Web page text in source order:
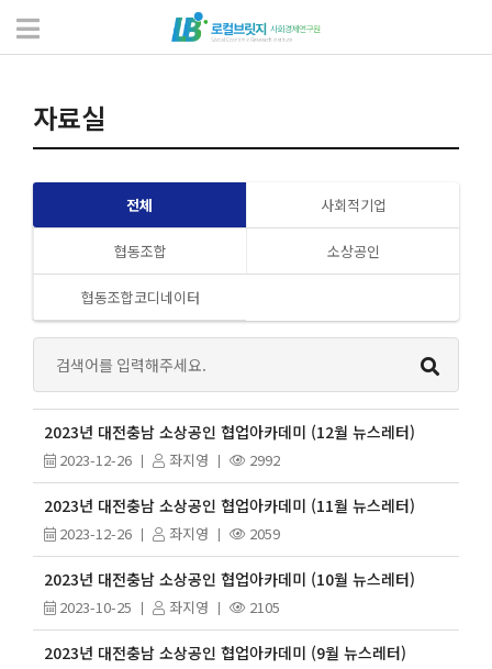
서식 및 자료
자료실
전체 사회적기업
협동조합 소상공인
협동조합코디네이터
2023년 대전충남 소상공인 협업아카데미 (12월 뉴스레터)
2023-12-26 좌지영 2992
2023년 대전충남 소상공인 협업아카데미 (11월 뉴스레터)
2023-12-26 좌지영 2059
2023년 대전충남 소상공인 협업아카데미 (10월 뉴스레터)
2023-10-25 좌지영 2105
2023년 대전충남 소상공인 협업아카데미 (9월 뉴스레터)